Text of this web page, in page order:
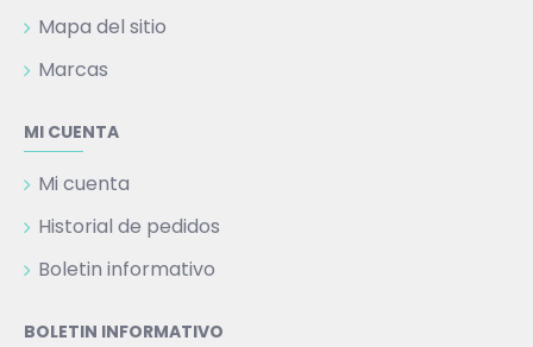
Mapa del sitio
Marcas
MI CUENTA
Mi cuenta
Historial de pedidos
Boletin informativo
BOLETIN INFORMATIVO